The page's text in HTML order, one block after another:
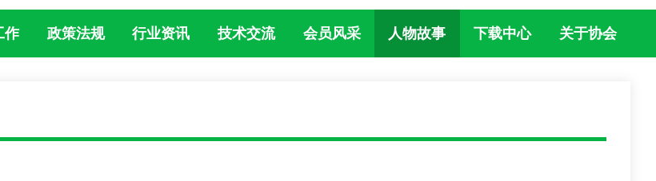
作 政策法规 行业资讯 技术交流 会员风采 人物故事 下载中心 关于协会